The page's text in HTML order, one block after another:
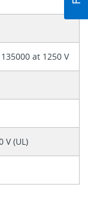
at 1250 V
V (UL)